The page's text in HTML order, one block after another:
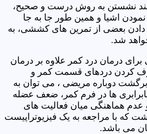
نشستن به روش درست و صحیح،
نمودن اشیا و همین طور جا به جا
دادن بعضی از تمرین های کششی، به
شد.
برای درمان درد کمر علاوه بر درمان
کردن دردهای قسمت کمر و
دوباره مریضی ، می توان به
ها در فرم کمر، ضعف عضله
هماهنگی میان فعالیت های
که با مراجعه به یک فیزیوتراپیست
می باشد.